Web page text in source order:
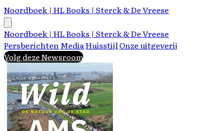
Noordboek | HL Books | Sterck & De Vreese
Noordboek | HL Books | Sterck & De Vreese
PersberichtenMediaHuisstijlOnze uitgeverij
Volg deze Newsroom